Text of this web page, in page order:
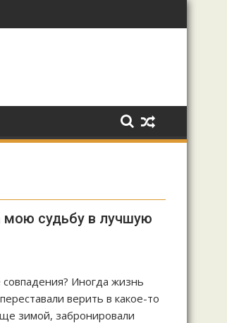
мою судьбу в лучшую
Иногда жизнь
верить в какое-то
зимой, забронировали